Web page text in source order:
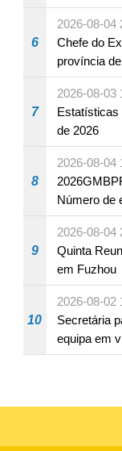
6
2026-08-04
Chefe do
província
em Fuzhou
7
2026-08-03
Estatísticas
de 2026
8
2026-08-04
Número de
18 anos
9
2026-08-04
Quinta
em Fuzhou
10
2026-08-02
Secretária
equipa em
consolidar